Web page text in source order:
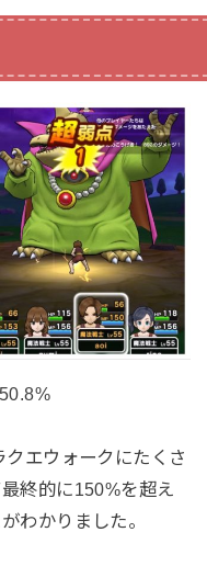
エウォークにたくさ
終的に150%を超え
わかりました。